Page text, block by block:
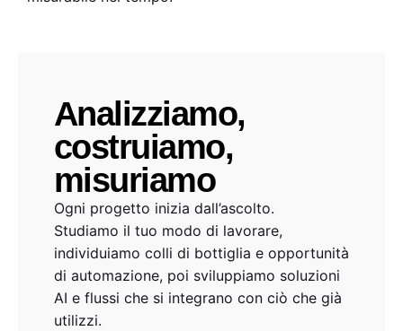
Analizziamo,
costruiamo,
misuriamo
Ogni progetto inizia dall’ascolto.
Studiamo il tuo modo di lavorare,
individuiamo colli di bottiglia e opportunità
di automazione, poi sviluppiamo soluzioni
AI e flussi che si integrano con ciò che già
utilizzi.